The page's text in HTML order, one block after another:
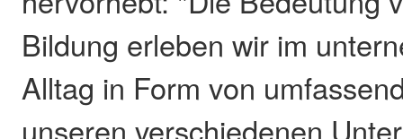
Bildung erleben wir im
Alltag in Form von
unseren verschiedenen